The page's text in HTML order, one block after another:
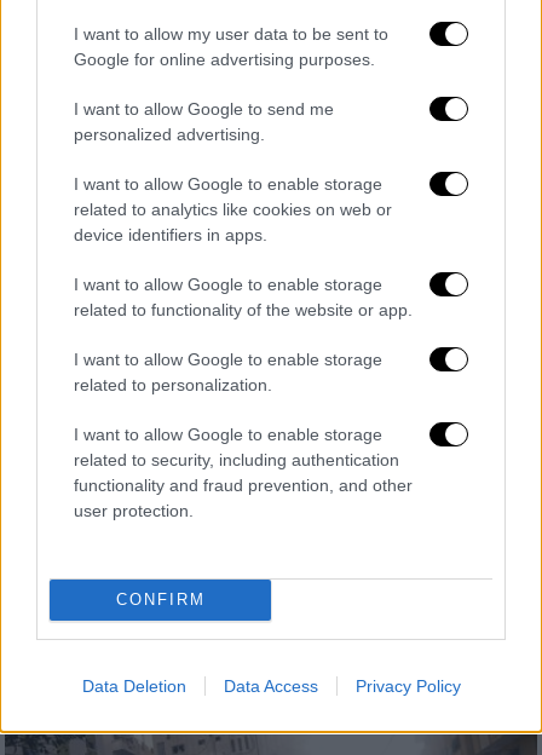
I want to allow my user data to be sent to
Google for online advertising purposes.
I want to allow Google to send me
personalized advertising.
I want to allow Google to enable storage
related to analytics like cookies on web or
device identifiers in apps.
I want to allow Google to enable storage
related to functionality of the website or app.
I want to allow Google to enable storage
related to personalization.
I want to allow Google to enable storage
related to security, including authentication
functionality and fraud prevention, and other
user protection.
CONFIRM
Data Deletion Data Access Privacy Policy
Κόσμος|10.10.2023 23:00
Κυριακίδου: Η σιωπή γύρω από την
ψυχική υγεία πρέπει επιτέλους να
H κ. Κυριακίδου φιλοξένησε συνέδριο για
την παγκόσμια ημέρα ψυχικής υγείας